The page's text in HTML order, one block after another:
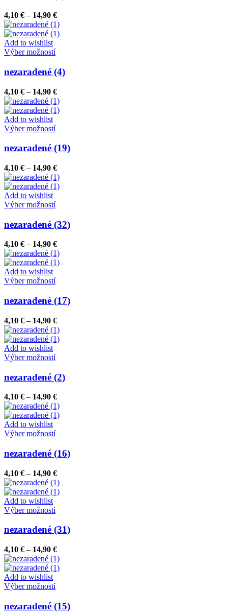
viacero
variantov.
Možnosti
si
môžete
vybrať
na
stránke
produktu.
4,10 € – 14,90 €Price
range:
4,10 €
Add to wishlist
Výber možnostíTento
má
viacero
variantov.
Možnosti
si
môžete
vybrať
na
stránke
produktu.
nezaradené (4)
4,10 € – 14,90 €Price
range:
4,10 €
Add to wishlist
Výber možnostíTento
má
viacero
variantov.
Možnosti
si
môžete
vybrať
na
stránke
produktu.
nezaradené (19)
4,10 € – 14,90 €Price
range:
4,10 €
Add to wishlist
Výber možnostíTento
má
viacero
variantov.
Možnosti
si
môžete
vybrať
na
stránke
produktu.
nezaradené (32)
4,10 € – 14,90 €Price
range:
4,10 €
Add to wishlist
Výber možnostíTento
má
viacero
variantov.
Možnosti
si
môžete
vybrať
na
stránke
produktu.
nezaradené (17)
4,10 € – 14,90 €Price
range:
4,10 €
Add to wishlist
Výber možnostíTento
má
viacero
variantov.
Možnosti
si
môžete
vybrať
na
stránke
produktu.
nezaradené (2)
4,10 € – 14,90 €Price
range:
4,10 €
Add to wishlist
Výber možnostíTento
má
viacero
variantov.
Možnosti
si
môžete
vybrať
na
stránke
produktu.
nezaradené (16)
4,10 € – 14,90 €Price
range:
4,10 €
Add to wishlist
Výber možnostíTento
má
viacero
variantov.
Možnosti
si
môžete
vybrať
na
stránke
produktu.
nezaradené (31)
4,10 € – 14,90 €Price
range:
4,10 €
Add to wishlist
Výber možnostíTento
má
viacero
nezaradené (15)